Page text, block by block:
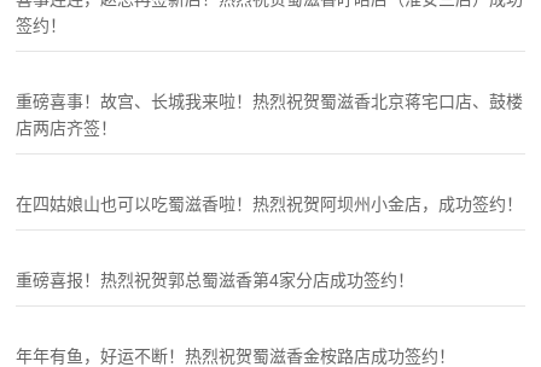
签约！
重磅喜事！故宫、长城我来啦！热烈祝贺蜀滋香北京蒋宅口店、鼓楼
店两店齐签！
在四姑娘山也可以吃蜀滋香啦！热烈祝贺阿坝州小金店，成功签约！
重磅喜报！热烈祝贺郭总蜀滋香第4家分店成功签约！
年年有鱼，好运不断！热烈祝贺蜀滋香金桉路店成功签约！